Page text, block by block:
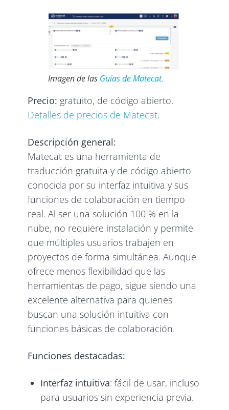
Imagen de las Guías de Matecat.
Precio: gratuito, de código abierto.
Detalles de precios de Matecat.
Descripción general:
Matecat es una herramienta de
traducción gratuita y de código abierto
conocida por su interfaz intuitiva y sus
funciones de colaboración en tiempo
real. Al ser una solución 100 % en la
nube, no requiere instalación y permite
que múltiples usuarios trabajen en
proyectos de forma simultánea. Aunque
ofrece menos flexibilidad que las
herramientas de pago, sigue siendo una
excelente alternativa para quienes
buscan una solución intuitiva con
funciones básicas de colaboración.
Funciones destacadas:
Interfaz intuitiva: fácil de usar, incluso
para usuarios sin experiencia previa.